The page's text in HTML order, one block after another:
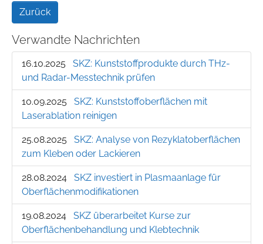
Zurück
Verwandte Nachrichten
16.10.2025
SKZ: Kunststoffprodukte durch THz-
und Radar-Messtechnik prüfen
10.09.2025
SKZ: Kunststoffoberflächen mit
Laserablation reinigen
25.08.2025
SKZ: Analyse von Rezyklatoberflächen
zum Kleben oder Lackieren
28.08.2024
SKZ investiert in Plasmaanlage für
Oberflächenmodifikationen
19.08.2024
SKZ überarbeitet Kurse zur
Oberflächenbehandlung und Klebtechnik